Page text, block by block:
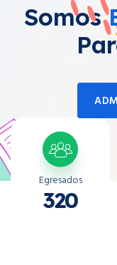
Somos
Egresados
320